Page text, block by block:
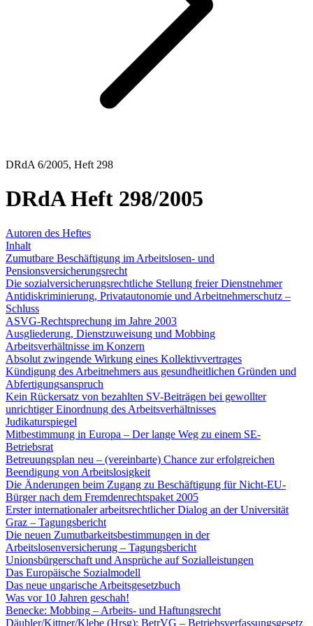
DRdA 6/2005, Heft 298
DRdA Heft 298/2005
Autoren des Heftes
Inhalt
Zumutbare Beschäftigung im Arbeitslosen- und
Pensionsversicherungsrecht
Die sozialversicherungsrechtliche Stellung freier Dienstnehmer
Antidiskriminierung, Privatautonomie und Arbeitnehmerschutz –
Schluss
ASVG-Rechtsprechung im Jahre 2003
Ausgliederung, Dienstzuweisung und Mobbing
Arbeitsverhältnisse im Konzern
Absolut zwingende Wirkung eines Kollektivvertrages
Kündigung des Arbeitnehmers aus gesundheitlichen Gründen und
Abfertigungsanspruch
Kein Rückersatz von bezahlten SV-Beiträgen bei gewollter
unrichtiger Einordnung des Arbeitsverhältnisses
Judikaturspiegel
Mitbestimmung in Europa – Der lange Weg zu einem SE-
Betriebsrat
Betreuungsplan neu – (vereinbarte) Chance zur erfolgreichen
Beendigung von Arbeitslosigkeit
Die Änderungen beim Zugang zu Beschäftigung für Nicht-EU-
Bürger nach dem Fremdenrechtspaket 2005
Erster internationaler arbeitsrechtlicher Dialog an der Universität
Graz – Tagungsbericht
Die neuen Zumutbarkeitsbestimmungen in der
Arbeitslosenversicherung – Tagungsbericht
Unionsbürgerschaft und Ansprüche auf Sozialleistungen
Das Europäische Sozialmodell
Das neue ungarische Arbeitsgesetzbuch
Was vor 10 Jahren geschah!
Benecke: Mobbing – Arbeits- und Haftungsrecht
Däubler/Kittner/Klebe (Hrsg): BetrVG – Betriebsverfassungsgesetz